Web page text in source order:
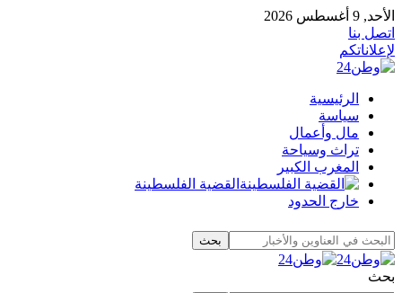
الأحد, 9 أغسطس 2026
اتصل بنا
لإعلاناتكم
الرئيسية
سياسة
مال وأعمال
تراث وسياحة
المغرب الكبير
القضية الفلسطينة
خارج الحدود
بحث